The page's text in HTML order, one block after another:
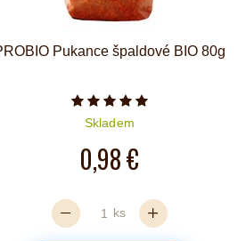
Pukance špaldové BIO 80g
Počet hvězdiček je 5 z 5
Skladem
0,98 €
ks